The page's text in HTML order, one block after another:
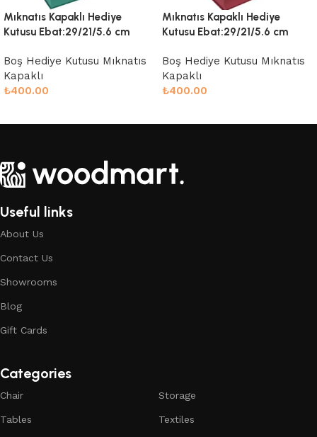
Mıknatıs Kapaklı Hediye
Kutusu Ebat:29/21/5.6 cm
Boş Hediye Kutusu Mıknatıs
Kapaklı
₺400.00
Mıknatıs Kapaklı Hediye
Kutusu Ebat:29/21/5.6 cm
Boş Hediye Kutusu Mıknatıs
Kapaklı
₺400.00
Useful links
About Us
Contact Us
Showrooms
Blog
Gift Cards
Categories
Chair
Tables
Storage
Textiles